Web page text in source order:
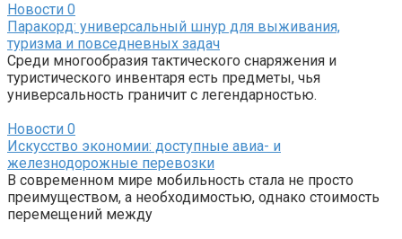
Новости 0
Паракорд: универсальный шнур для выживания,
туризма и повседневных задач
Среди многообразия тактического снаряжения и
туристического инвентаря есть предметы, чья
универсальность граничит с легендарностью.
Новости 0
Искусство экономии: доступные авиа- и
железнодорожные перевозки
В современном мире мобильность стала не просто
преимуществом, а необходимостью, однако стоимость
перемещений между